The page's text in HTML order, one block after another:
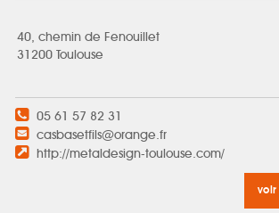
40, chemin de Fenouillet
31200 Toulouse
05 61 57 82 31
casbasetfils@orange.fr
http://metaldesign-toulouse.com/
voir